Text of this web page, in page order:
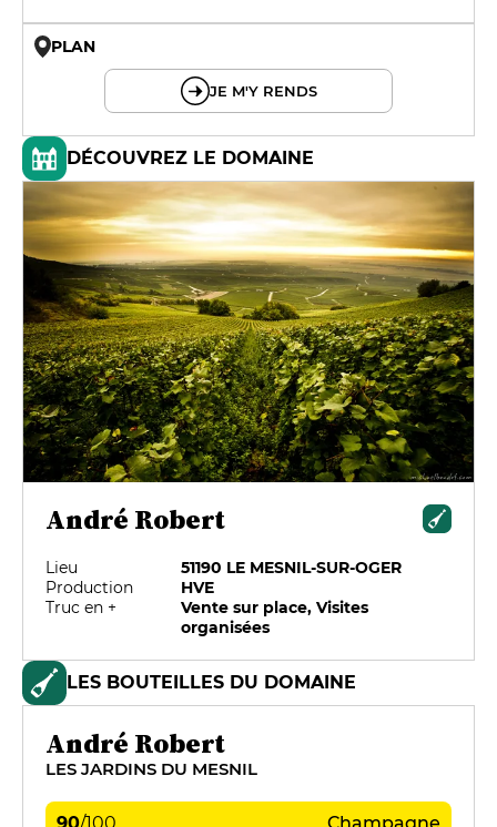
PLAN
JE M'Y RENDS
DÉCOUVREZ LE DOMAINE
André Robert
Lieu
51190 LE MESNIL-SUR-OGER
Production
HVE
Truc en +
Vente sur place, Visites
organisées
LES BOUTEILLES DU DOMAINE
André Robert
LES JARDINS DU MESNIL
90/100 Champagne